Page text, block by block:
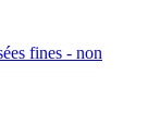
fines - non